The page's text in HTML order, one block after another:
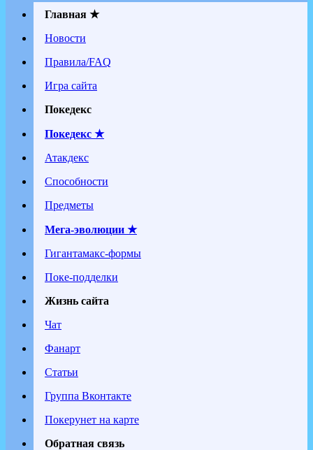
Главная ★
Новости
Правила/FAQ
Игра сайта
Покедекс
Покедекс ★
Атакдекс
Способности
Предметы
Мега-эволюции ★
Гигантамакс-формы
Поке-подделки
Жизнь сайта
Чат
Фанарт
Статьи
Группа Вконтакте
Покерунет на карте
Обратная связь